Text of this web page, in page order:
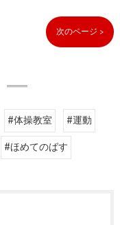
次のページ >
#体操教室
#運動
#ほめてのばす